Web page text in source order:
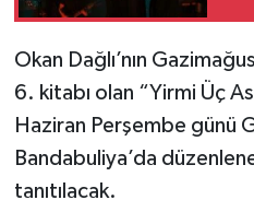
Okan Dağlı’nın
6. kitabı olan “Yirmi Üç
Haziran Perşembe günü
Bandabuliya’da
tanıtılacak.